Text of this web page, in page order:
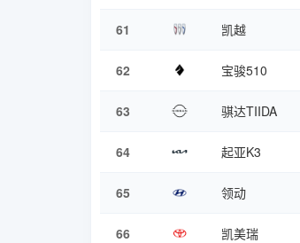
61 凯越
62 宝骏510
63 骐达TIIDA
64 起亚K3
65 领动
66 凯美瑞